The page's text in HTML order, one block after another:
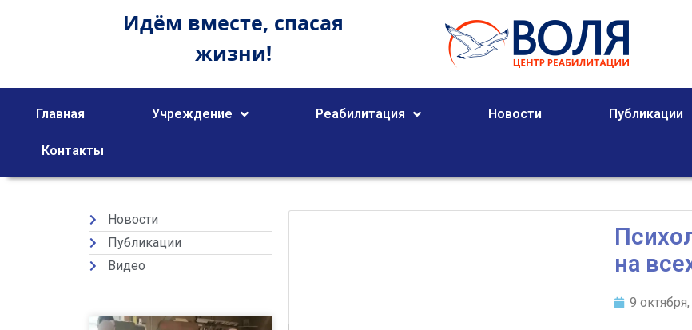
Идём вместе, спасая
жизни!
Главная Учреждение Реабилитация Новости Публикации
Контакты
Новости
Публикации
Видео
на
9